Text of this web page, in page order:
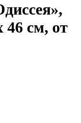
46 см, от